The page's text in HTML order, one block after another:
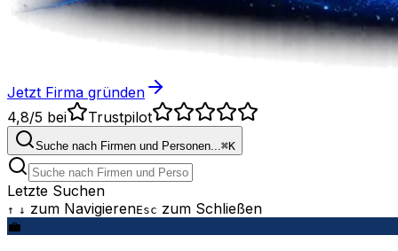
Jetzt Firma gründen
4,8/5 bei Trustpilot
Suche nach Firmen und Personen...⌘K
Letzte Suchen
↑ ↓ zum NavigierenEsc zum Schließen
💼